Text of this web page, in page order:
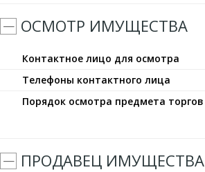
ОСМОТР ИМУЩЕСТВА
Контактное лицо для осмотра
Телефоны контактного лица
Порядок осмотра предмета торгов
ПРОДАВЕЦ ИМУЩЕСТВА